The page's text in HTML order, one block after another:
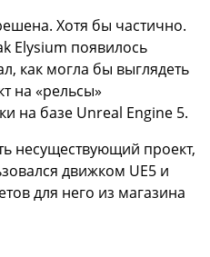
Хотя бы частично.
Elysium появилось
как могла бы выглядеть
на «рельсы»
на базе Unreal Engine 5.
несуществующий проект,
движком UE5 и
для него из магазина